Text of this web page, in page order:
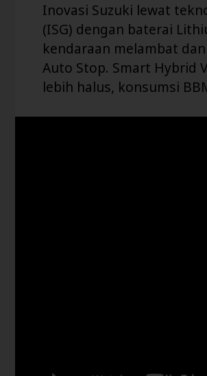
Inovasi Suzuki lewat
(ISG) dengan baterai
kendaraan melambat
Auto Stop. Smart Hybrid
lebih halus, konsumsi